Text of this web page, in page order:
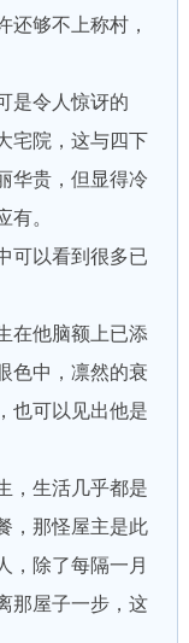
够不上称村，
令人惊讶的
宅院，这与四下
华贵，但显得冷
有。
以看到很多已
他脑额上已添
色中，凛然的衰
也可以见出他是
生活几乎都是
，那怪屋主是此
，除了每隔一月
那屋子一步，这